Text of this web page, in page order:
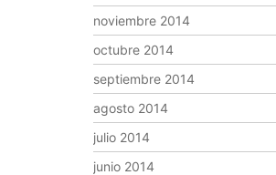
noviembre 2014
octubre 2014
septiembre 2014
agosto 2014
julio 2014
junio 2014